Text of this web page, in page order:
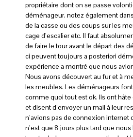
propriétaire dont on se passe
déménageur, notez également dans
de la casse ou des coups sur les
cage d’escalier etc. Il faut
de faire le tour avant le départ des
ci peuvent toujours a posteriori
expérience a montré que nous
Nous avons découvert au fur et à
les meubles. Les déménageurs
comme quoi tout est ok. Ils ont
et disent d’envoyer un mail à leur
n’avions pas de connexion internet
n’est que 8 jours plus tard que nous